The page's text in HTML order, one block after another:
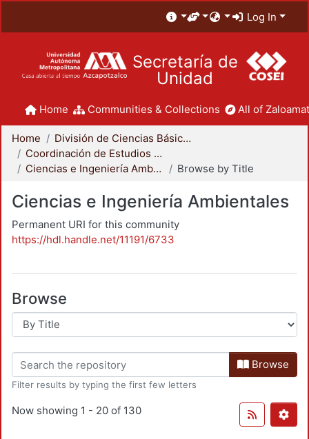
Log In
Secretaría de
Unidad
Home Communities & Collections All of
Home
División de Ciencias Básicas e Ingeniería
Coordinación de Estudios de Posgrado - CBI
Ciencias e Ingeniería Ambientales
Browse by Title
Ciencias e Ingeniería Ambientales
Permanent URI for this community
https://hdl.handle.net/11191/6733
Browse
Browse
Filter results by typing the first few letters
Now showing 1 - 20 of 130